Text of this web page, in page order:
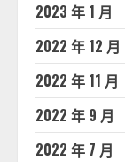
2023 年 1 月
2022 年 12 月
2022 年 11 月
2022 年 9 月
2022 年 7 月